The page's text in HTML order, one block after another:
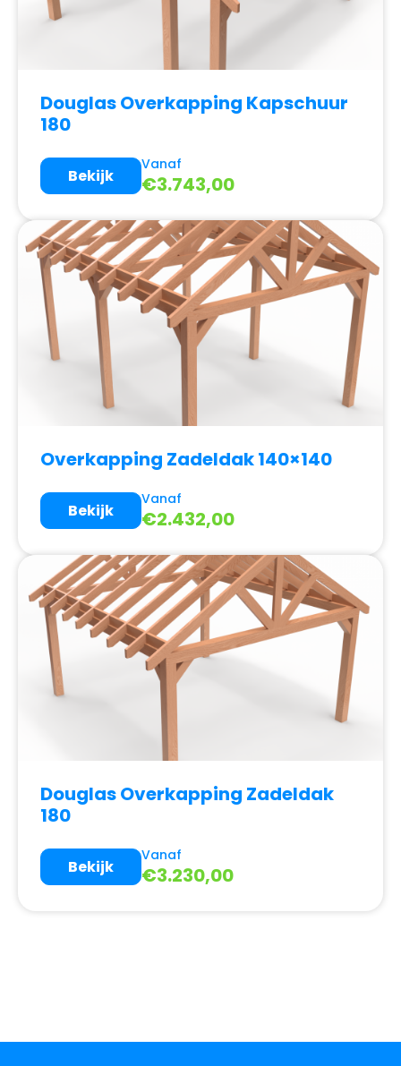
Douglas Overkapping Kapschuur
180
Vanaf
€3.743,00
Bekijk
Overkapping Zadeldak 140×140
Vanaf
€2.432,00
Bekijk
Douglas Overkapping Zadeldak
180
Vanaf
€3.230,00
Bekijk